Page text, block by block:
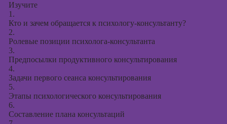
проектов
PowerPoint
Изучите
1.
Кто и зачем обращается к психологу-консультанту?
2.
Ролевые позиции психолога-консультанта
3.
Предпосылки продуктивного консультирования
4.
Задачи первого сеанса консультирования
5.
Этапы психологического консультирования
6.
Составление плана консультаций